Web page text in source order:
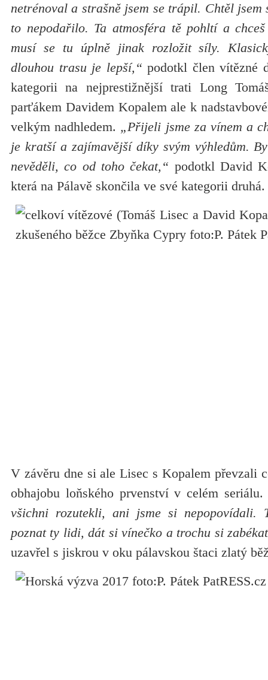
netrénoval a strašně jsem se trápil. Chtěl
to nepodařilo. Ta atmosféra tě pohltí a
musí se tu úplně jinak rozložit síly.
dlouhou trasu je lepší,“ podotkl člen vítězné
kategorii na nejprestižnější trati Long
parťákem Davidem Kopalem ale k
velkým nadhledem. „Přijeli jsme za vínem a
je kratší a zajímavější díky svým výhledům.
nevěděli, co od toho čekat,“ podotkl David
která na Pálavě skončila ve své kategorii druhá.
V závěru dne si ale Lisec s Kopalem převzali
obhajobu loňského prvenství v celém
všichni rozutekli, ani jsme si nepopovídali.
poznat ty lidi, dát si vínečko a trochu si
uzavřel s jiskrou v oku pálavskou štaci zlatý